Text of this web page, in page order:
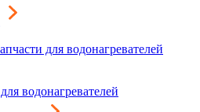
для водонагревателей
водонагревателей